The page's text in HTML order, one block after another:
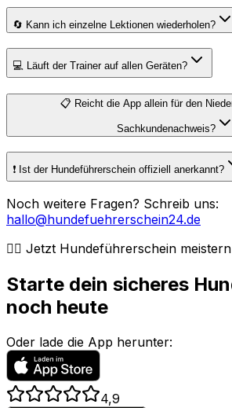
🔄 Kann ich einzelne Lektionen wiederholen?
💻 Läuft der Trainer auf allen Geräten?
📋 Reicht die App allein für den
Sachkundenachweis?
❗️ Ist der Hundeführerschein offiziell anerkannt?
Noch weitere Fragen? Schreib uns:
hallo@hundefuehrerschein24.de
🐕‍🦺 Jetzt Hundeführerschein meistern
Starte dein sicheres
noch heute
Oder lade die App herunter:
4,9